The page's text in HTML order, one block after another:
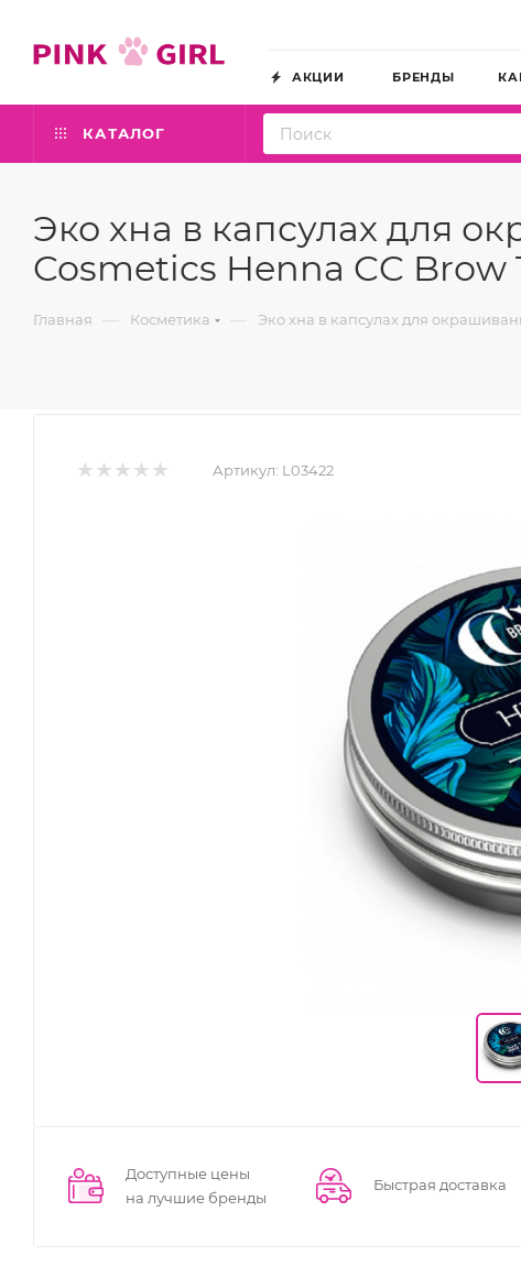
АКЦИИ БРЕНДЫ
КАТАЛОГ
Эко хна в капсулах для
Cosmetics Henna CC
Главная — Косметика — Эко хна в капсулах для
Артикул: L03422
Доступные цены
на лучшие бренды
Быстрая доставка